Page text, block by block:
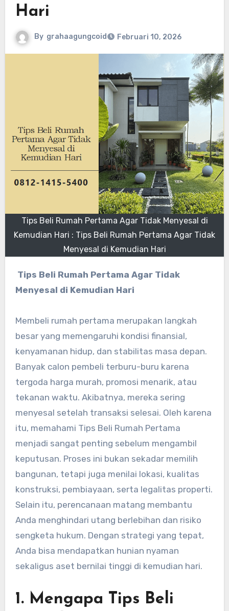
Hari
By grahaagungcoid Februari 10, 2026
Tips Beli Rumah Pertama Agar Tidak Menyesal di
Kemudian Hari : Tips Beli Rumah Pertama Agar Tidak
Menyesal di Kemudian Hari
Tips Beli Rumah Pertama Agar Tidak
Menyesal di Kemudian Hari
Membeli rumah pertama merupakan langkah
besar yang memengaruhi kondisi finansial,
kenyamanan hidup, dan stabilitas masa depan.
Banyak calon pembeli terburu-buru karena
tergoda harga murah, promosi menarik, atau
tekanan waktu. Akibatnya, mereka sering
menyesal setelah transaksi selesai. Oleh karena
itu, memahami Tips Beli Rumah Pertama
menjadi sangat penting sebelum mengambil
keputusan. Proses ini bukan sekadar memilih
bangunan, tetapi juga menilai lokasi, kualitas
konstruksi, pembiayaan, serta legalitas properti.
Selain itu, perencanaan matang membantu
Anda menghindari utang berlebihan dan risiko
sengketa hukum. Dengan strategi yang tepat,
Anda bisa mendapatkan hunian nyaman
sekaligus aset bernilai tinggi di kemudian hari.
1. Mengapa Tips Beli